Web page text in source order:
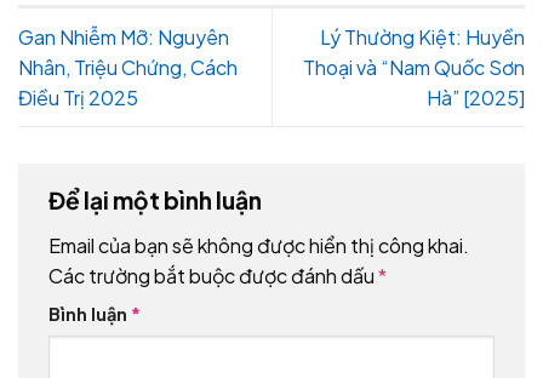
Gan Nhiễm Mỡ: Nguyên
Nhân, Triệu Chứng, Cách
Điều Trị 2025
Lý Thường Kiệt: Huyền
Thoại và “Nam Quốc Sơn
Hà” [2025]
Để lại một bình luận
Email của bạn sẽ không được hiển thị công khai.
Các trường bắt buộc được đánh dấu*
Bình luận *